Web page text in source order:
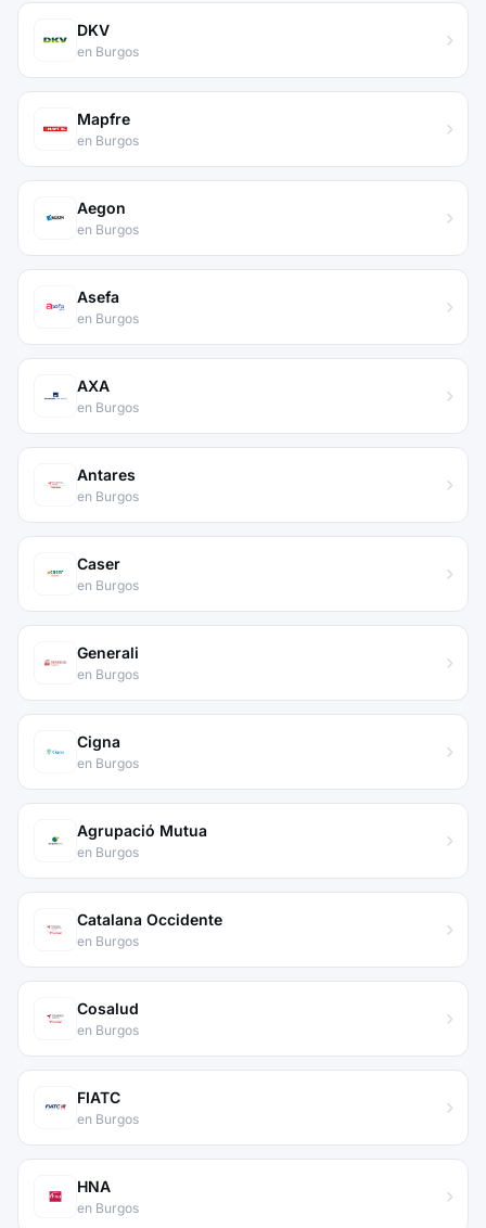
DKV
en Burgos
Mapfre
en Burgos
Aegon
en Burgos
Asefa
en Burgos
AXA
en Burgos
Antares
en Burgos
Caser
en Burgos
Generali
en Burgos
Cigna
en Burgos
Agrupació Mutua
en Burgos
Catalana Occidente
en Burgos
Cosalud
en Burgos
FIATC
en Burgos
HNA
en Burgos